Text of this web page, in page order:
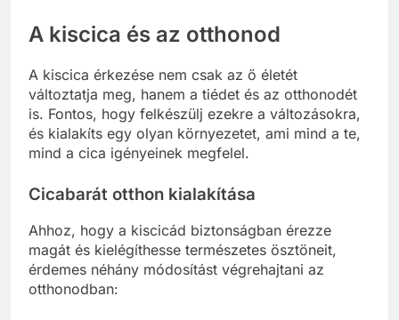
A kiscica és az otthonod
A kiscica érkezése nem csak az ő életét
változtatja meg, hanem a tiédet és az otthonodét
is. Fontos, hogy felkészülj ezekre a változásokra,
és kialakíts egy olyan környezetet, ami mind a te,
mind a cica igényeinek megfelel.
Cicabarát otthon kialakítása
Ahhoz, hogy a kiscicád biztonságban érezze
magát és kielégíthesse természetes ösztöneit,
érdemes néhány módosítást végrehajtani az
otthonodban: